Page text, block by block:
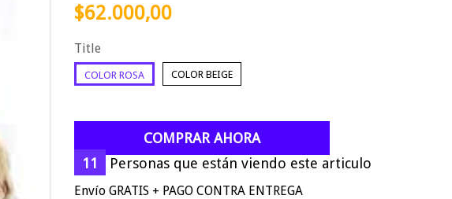
$62.000,00
Title
COLOR ROSA COLOR BEIGE
COMPRAR AHORA
11
Personas que están viendo este articulo
Envío GRATIS + PAGO CONTRA ENTREGA